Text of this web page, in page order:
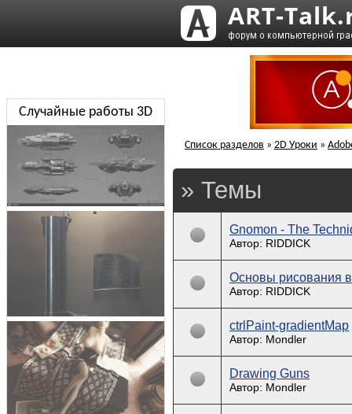
Список разделов » 2D Уроки »
» Темы
Gnomon - The
Автор: RIDDICK
Основы рисования
Автор: RIDDICK
ctrlPaint-gradientMap
Автор: Mondler
Drawing Guns
Автор: Mondler
Случайные работы 3D